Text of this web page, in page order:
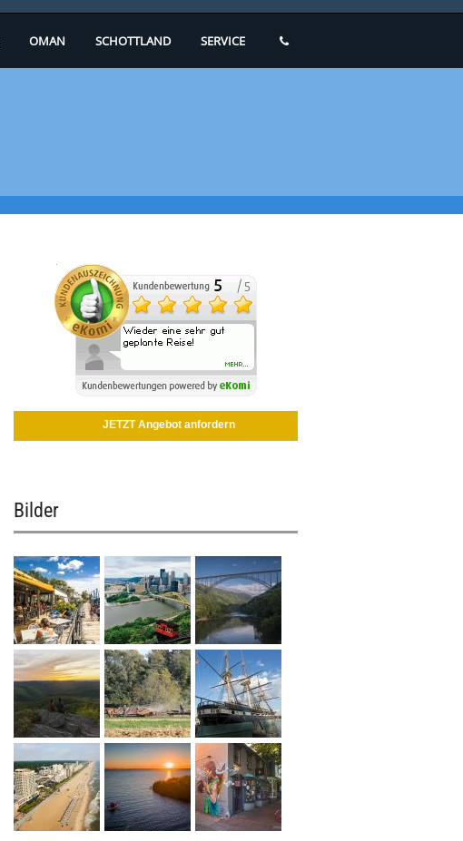
OMAN SCHOTTLAND SERVICE
JETZT Angebot anfordern
Bilder